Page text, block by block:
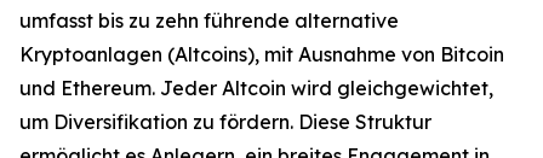
umfasst bis zu zehn führende alternative
Kryptoanlagen (Altcoins), mit Ausnahme von Bitcoin
und Ethereum. Jeder Altcoin wird gleichgewichtet,
um Diversifikation zu fördern. Diese Struktur